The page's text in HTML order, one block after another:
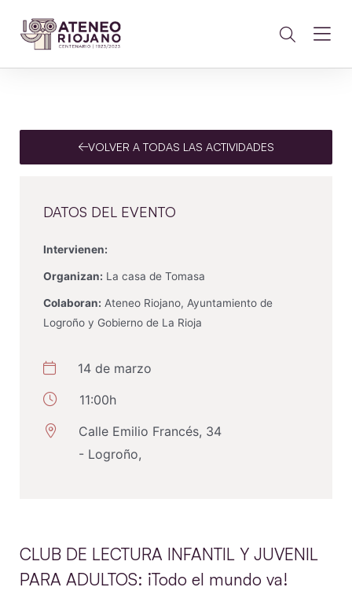
VOLVER A TODAS LAS ACTIVIDADES
DATOS DEL EVENTO
Intervienen:
Organizan: La casa de Tomasa
Colaboran: Ateneo Riojano, Ayuntamiento de
Logroño y Gobierno de La Rioja
14 de marzo
11:00h
Calle Emilio Francés, 34
- Logroño,
CLUB DE LECTURA INFANTIL Y JUVENIL
PARA ADULTOS: ¡Todo el mundo va!